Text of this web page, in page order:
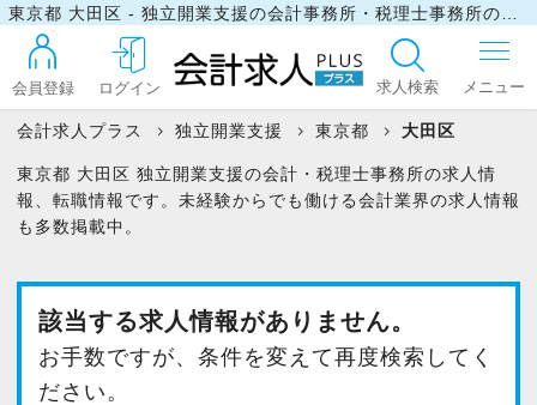
会員登録 ログイン 求人検索
ログイン
最近見た求人
マイリスト
会計求人プラス 独立開業支援 東京都 大田区
東京都 大田区 独立開業支援の会計・税理士事務所の求人情
報、転職情報です。未経験からでも働ける会計業界の求人情報
も多数掲載中。
該当する求人情報がありません。
お手数ですが、条件を変えて再度検索してく
ださい。